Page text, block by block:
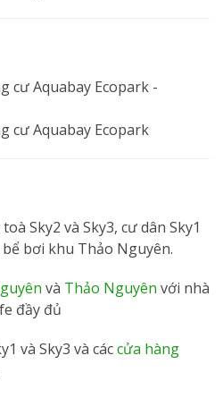
Sky2 và Sky3, cư dân Sky1
bơi khu Thảo Nguyên.
và Thảo Nguyên với nhà
đầy đủ
và Sky3 và cáccửa hàng